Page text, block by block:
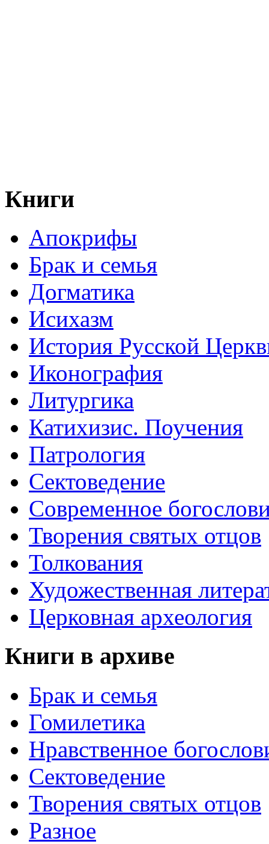
Книги
Апокрифы
Брак и семья
Догматика
Исихазм
История Русской
Иконография
Литургика
Катихизис. Поучения
Патрология
Сектоведение
Современное
Творения святых отцов
Толкования
Художественная
Церковная археология
Книги в архиве
Брак и семья
Гомилетика
Нравственное
Сектоведение
Творения святых отцов
Разное